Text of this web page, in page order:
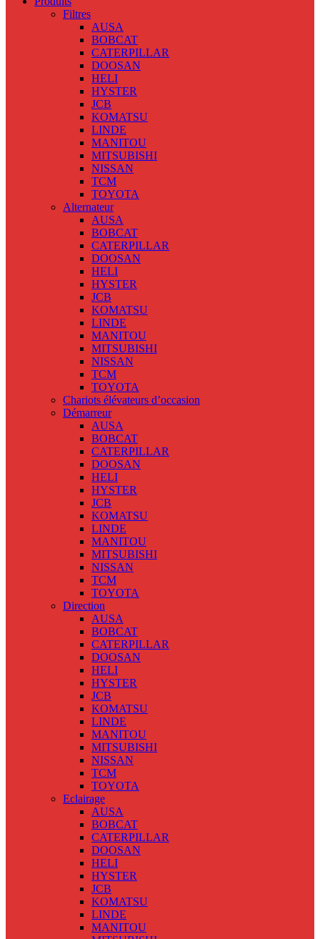
Filtres
AUSA
BOBCAT
CATERPILLAR
DOOSAN
HELI
HYSTER
JCB
KOMATSU
LINDE
MANITOU
MITSUBISHI
NISSAN
TCM
TOYOTA
Alternateur
AUSA
BOBCAT
CATERPILLAR
DOOSAN
HELI
HYSTER
JCB
KOMATSU
LINDE
MANITOU
MITSUBISHI
NISSAN
TCM
TOYOTA
Chariots élévateurs d’occasion
Démarreur
AUSA
BOBCAT
CATERPILLAR
DOOSAN
HELI
HYSTER
JCB
KOMATSU
LINDE
MANITOU
MITSUBISHI
NISSAN
TCM
TOYOTA
Direction
AUSA
BOBCAT
CATERPILLAR
DOOSAN
HELI
HYSTER
JCB
KOMATSU
LINDE
MANITOU
MITSUBISHI
NISSAN
TCM
TOYOTA
Eclairage
AUSA
BOBCAT
CATERPILLAR
DOOSAN
HELI
HYSTER
JCB
KOMATSU
LINDE
MANITOU